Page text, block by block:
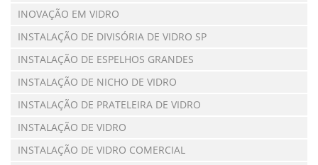
INOVAÇÃO EM VIDRO
INSTALAÇÃO DE DIVISÓRIA DE VIDRO SP
INSTALAÇÃO DE ESPELHOS GRANDES
INSTALAÇÃO DE NICHO DE VIDRO
INSTALAÇÃO DE PRATELEIRA DE VIDRO
INSTALAÇÃO DE VIDRO
INSTALAÇÃO DE VIDRO COMERCIAL